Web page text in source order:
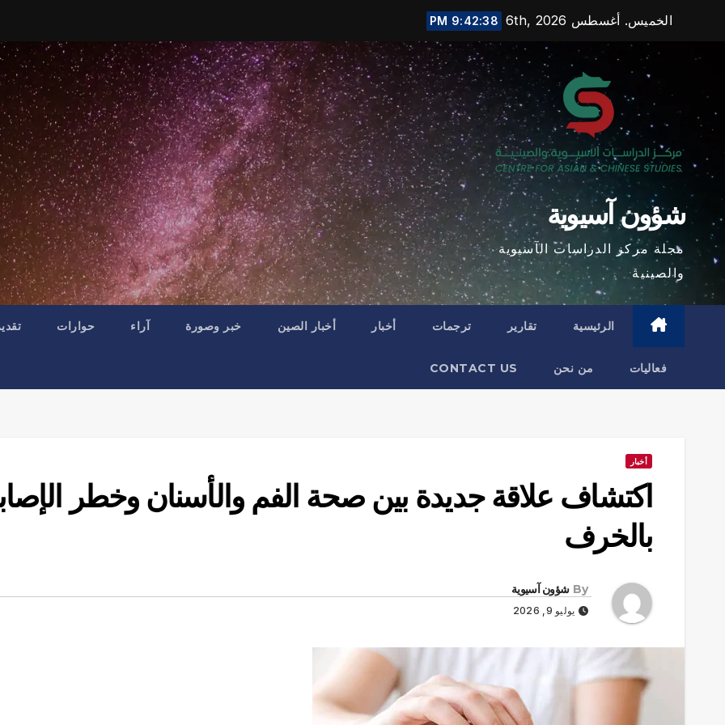
content
الخميس. أغسطس 6th, 2026 9:42:39 PM
شؤون آسيوية
مجلة مركز الدراسات الآسيوية
والصينية
الرئيسية تقارير ترجمات أخبار أخبار الصين خبر وصورة آراء حوارات
فعاليات من نحن CONTACT US
أخبار
اكتشاف علاقة جديدة بين صحة الفم والأسنان وخطر
بالخرف
By شؤون آسيوية
يوليو 9, 2026